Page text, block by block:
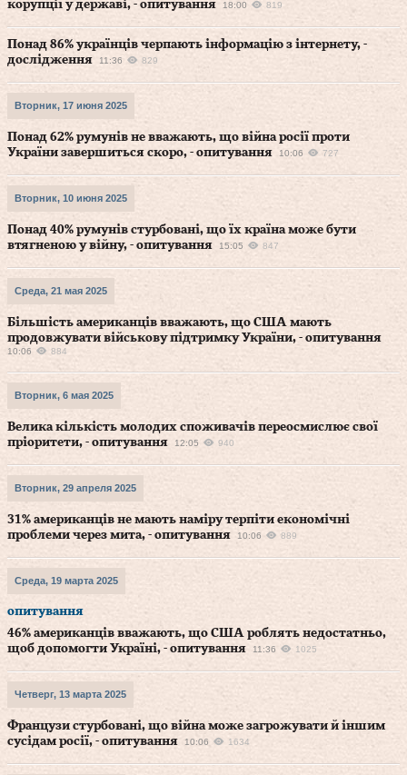
корупції у державі, - опитування 18:00 819
Понад 86% українців черпають інформацію з інтернету, -
дослідження
11:36 829
Вторник, 17 июня 2025
Понад 62% румунів не вважають, що війна росії проти
України завершиться скоро, - опитування
10:06 727
Вторник, 10 июня 2025
Понад 40% румунів стурбовані, що їх країна може бути
втягненою у війну, - опитування
15:05 847
Среда, 21 мая 2025
Більшість американців вважають, що США мають
продовжувати військову підтримку України, - опитування
10:06 884
Вторник, 6 мая 2025
Велика кількість молодих споживачів переосмислює свої
пріоритети, - опитування
12:05 940
Вторник, 29 апреля 2025
31% американців не мають наміру терпіти економічні
проблеми через мита, - опитування
10:06 889
Среда, 19 марта 2025
опитування
46% американців вважають, що США роблять недостатньо,
щоб допомогти Україні, - опитування
11:36 1025
Четверг, 13 марта 2025
Французи стурбовані, що війна може загрожувати й іншим
сусідам росії, - опитування
10:06 1634